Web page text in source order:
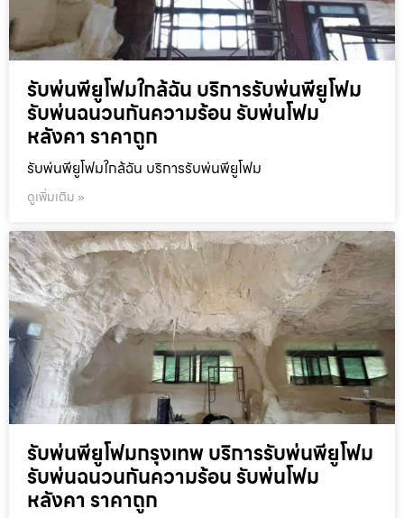
รับพ่นพียูโฟมใกล้ฉัน บริการรับพ่นพียูโฟม
รับพ่นฉนวนกันความร้อน รับพ่นโฟม
หลังคา ราคาถูก
รับพ่นพียูโฟมใกล้ฉัน บริการรับพ่นพียูโฟม
ดูเพิ่มเติม »
รับพ่นพียูโฟมกรุงเทพ บริการรับพ่นพียูโฟม
รับพ่นฉนวนกันความร้อน รับพ่นโฟม
หลังคา ราคาถูก